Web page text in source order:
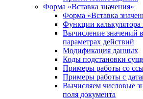
Форма «Вставка значения»
Форма «Вставка
Функции
Вычисление значений
параметрах действий
Модификация данных
Коды подстановки
Примеры работы со
Примеры работы с
Вычисляем числовые
поля документа